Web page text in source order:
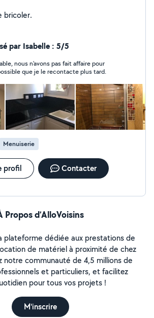
bricoler.
par Isabelle : 5/5
nous n'avons pas fait affaire pour
que je le recontacte plus tard.
Menuiserie
profil Contacter
Propos d’AlloVoisins
plateforme dédiée aux prestations de
de matériel à proximité de chez
notre communauté de 4,5 millions de
et particuliers, et facilitez
pour tous vos projets !
M'inscrire